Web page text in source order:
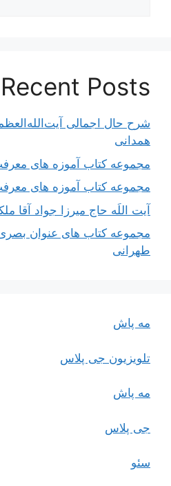
Recent Posts
شرح حال اجمالی
همدانی
مجموعه کتاب آموزه های
مجموعه کتاب آموزه های
آیت اللَه حاج میرزا جواد آقا
مجموعه کتاب های عنوان
طهرانی
مه پاش
تلویزیون جی پلاس
مه پاش
جی پلاس
سئو